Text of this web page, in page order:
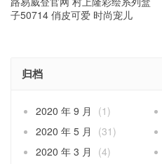
子50714 俏皮可爱 时尚宠儿
归档
2020 年 9 月 (1)
2020 年 5 月
(31)
2020 年 3 月
(4)